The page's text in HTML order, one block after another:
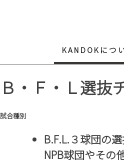
KANDOKにつ
Ｂ・Ｆ・Ｌ選
試合種別
B.F.L.３球団の
NPB球団やその